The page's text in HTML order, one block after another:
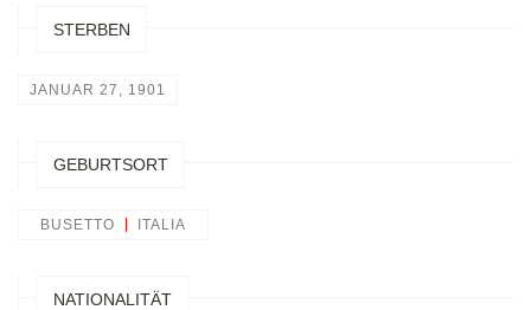
STERBEN
JANUAR 27, 1901
GEBURTSORT
BUSETTO ITALIA
NATIONALITÄT